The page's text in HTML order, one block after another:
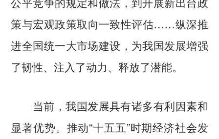
策与宏观政策取向一致性评估……纵深推
进全国统一大市场建设，为我国发展增强
了韧性、注入了动力、释放了潜能。
当前，我国发展具有诸多有利因素和
显著优势。推动“十五五”时期经济社会发